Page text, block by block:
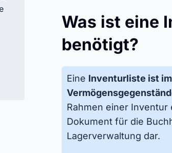
Was ist eine
benötigt?
Eine Inventurliste ist
Rahmen einer
Dokument für die
Lagerverwaltung dar.